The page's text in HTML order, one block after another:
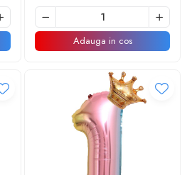
Adauga in cos